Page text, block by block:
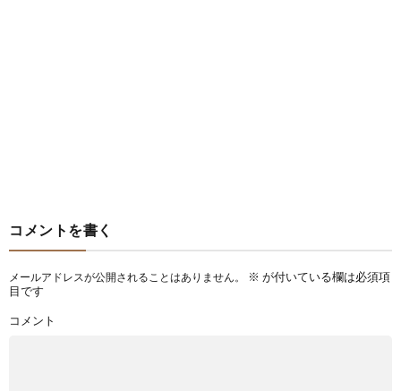
コメントを書く
メールアドレスが公開されることはありません。 ※ が付いている欄は必須項
目です
コメント